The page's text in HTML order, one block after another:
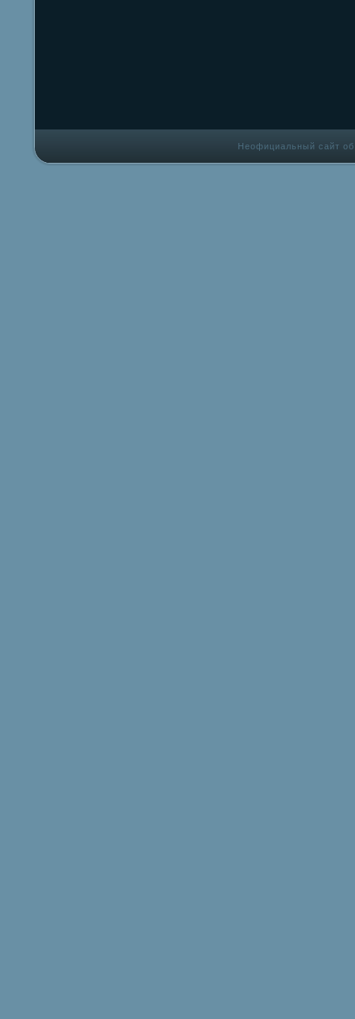
Неофициальный сайт